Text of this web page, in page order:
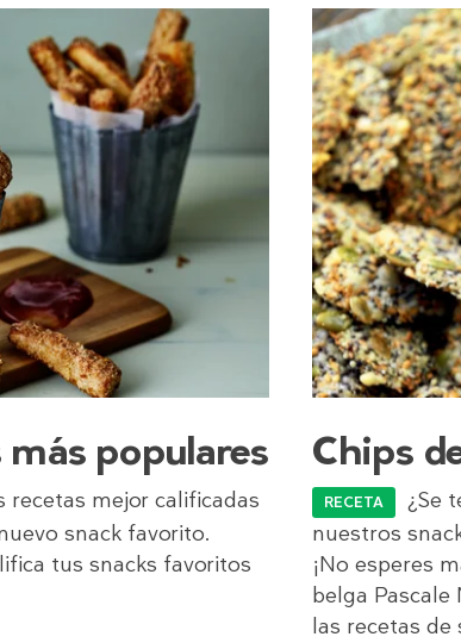
populares
recetas mejor calificadas
snack favorito.
tus snacks favoritos
Chips
RECETA
¿Se
nuestros
¡No esperes
belga Pascale
las recetas de